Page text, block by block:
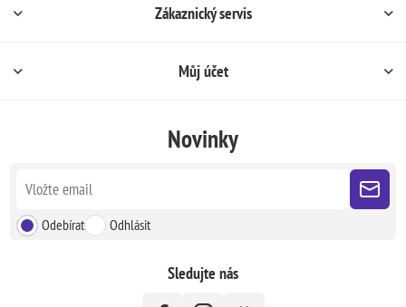
Zákaznický servis
Můj účet
Novinky
Odebírat Odhlásit
Sledujte nás